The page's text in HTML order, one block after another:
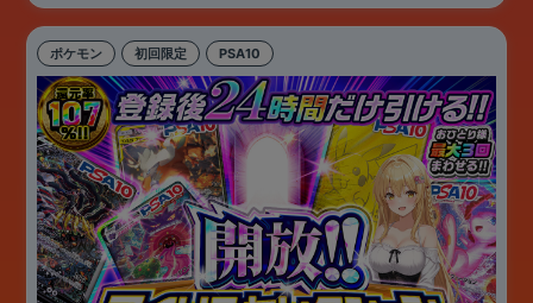
ポケモン 初回限定 PSA10